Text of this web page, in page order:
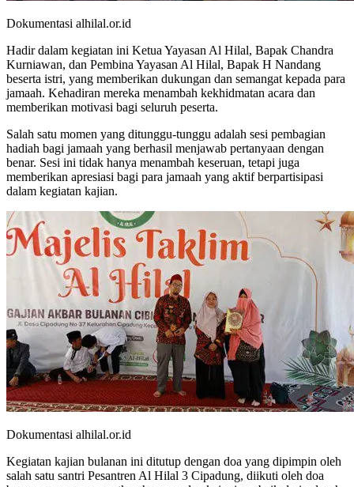
Dokumentasi alhilal.or.id
Hadir dalam kegiatan ini Ketua Yayasan Al Hilal, Bapak Chandra
Kurniawan, dan Pembina Yayasan Al Hilal, Bapak H Nandang
beserta istri, yang memberikan dukungan dan semangat kepada para
jamaah. Kehadiran mereka menambah kekhidmatan acara dan
memberikan motivasi bagi seluruh peserta.
Salah satu momen yang ditunggu-tunggu adalah sesi pembagian
hadiah bagi jamaah yang berhasil menjawab pertanyaan dengan
benar. Sesi ini tidak hanya menambah keseruan, tetapi juga
memberikan apresiasi bagi para jamaah yang aktif berpartisipasi
dalam kegiatan kajian.
Dokumentasi alhilal.or.id
Kegiatan kajian bulanan ini ditutup dengan doa yang dipimpin oleh
salah satu santri Pesantren Al Hilal 3 Cipadung, diikuti oleh doa